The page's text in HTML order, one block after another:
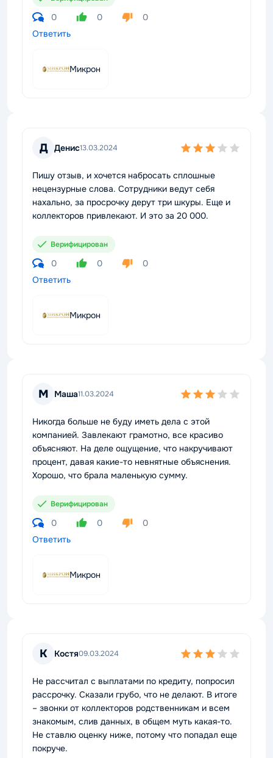
0 0
0
Ответить
Микрон
Д Денис13.03.2024
Пишу отзыв, и хочется набросать сплошные
нецензурные слова. Сотрудники ведут себя
нахально, за просрочку дерут три шкуры. Еще и
коллекторов привлекают. И это за 20 000.
Верифицирован
0 0
0
Ответить
Микрон
М Маша11.03.2024
Никогда больше не буду иметь дела с этой
компанией. Завлекают грамотно, все красиво
объясняют. На деле ощущение, что накручивают
процент, давая какие-то невнятные объяснения.
Хорошо, что брала маленькую сумму.
Верифицирован
0 0
0
Ответить
Микрон
К Костя09.03.2024
Не рассчитал с выплатами по кредиту, попросил
рассрочку. Сказали грубо, что не делают. В итоге
– звонки от коллекторов родственникам и всем
знакомым, слив данных, в общем муть какая-то.
Не ставлю оценку ниже, потому что попадал еще
покруче.